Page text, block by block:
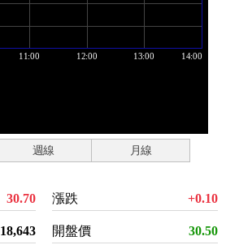
週線 月線
30.70
18,643
漲跌 +0.10
開盤價 30.50